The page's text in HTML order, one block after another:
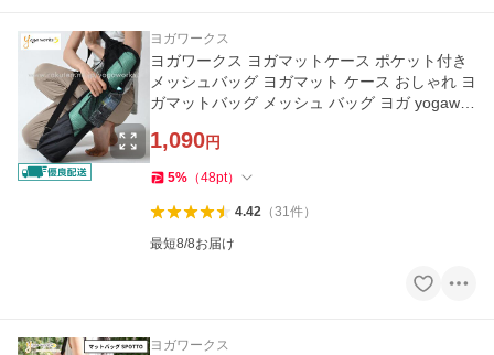
ヨガワークス
ヨガワークス ヨガマットケース ポケット付き
メッシュバッグ ヨガマット ケース おしゃれ ヨ
ガマットバッグ メッシュ バッグ ヨガ yogawor
1,090円
5% （48pt）
4.42（31件）
最短8/8お届け
ヨガワークス